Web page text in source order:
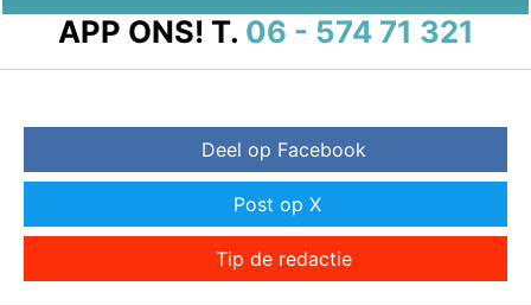
APP ONS! T. 06 - 574 71 321
Deel op Facebook
Post op X
Tip de redactie